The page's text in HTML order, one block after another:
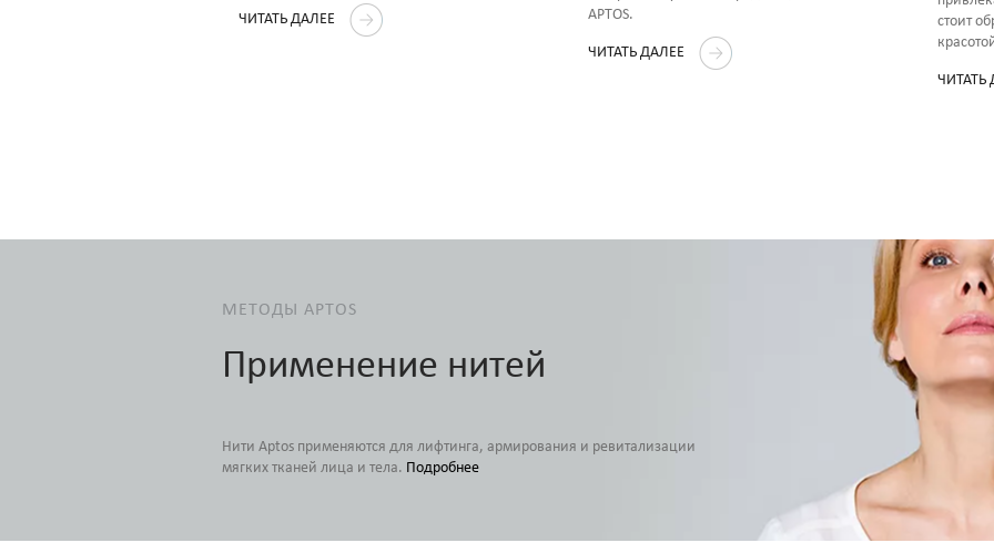
ЧИТАТЬ ДАЛЕЕ
APTOS.
ЧИТАТЬ ДАЛЕЕ
стоит
ЧИТАТЬ
МЕТОДЫ APTOS
Применение нитей
Нити Aptos применяются для лифтинга, армирования и ревитализации
мягких тканей лица и тела. Подробнее